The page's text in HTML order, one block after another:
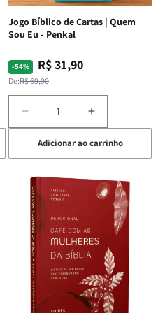
Espirituais
|
Estela
Espirituais
|
Jogo Bíblico de Cartas | Quem
Sou Eu - Penkal
-54%
Preço
normal
De:R$ 69,90
Preço
promocional
R$ 31,90
Diminuir
a
quantidade
de
Jogo
Bíblico
de
Cartas
Quem
Sou
Eu
Penkal
Aumentar
a
quantidade
de
Jogo
Bíblico
Cartas
|
Quem
Sou
Eu
-
Penkal
Adicionar ao carrinho